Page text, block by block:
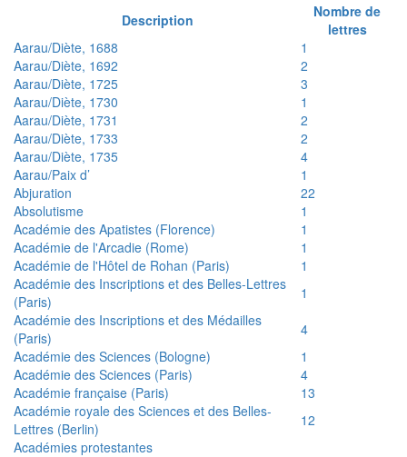
Description
Nombre de
lettres
Aarau/Diète, 1688
1
Aarau/Diète, 1692
2
Aarau/Diète, 1725
3
Aarau/Diète, 1730
1
Aarau/Diète, 1731
2
Aarau/Diète, 1733
2
Aarau/Diète, 1735
4
Aarau/Paix d’
1
Abjuration
22
Absolutisme
1
Académie des Apatistes (Florence)
1
Académie de l'Arcadie (Rome)
1
Académie de l'Hôtel de Rohan (Paris)
1
Académie des Inscriptions et des Belles-Lettres
(Paris)
1
Académie des Inscriptions et des Médailles
(Paris)
4
Académie des Sciences (Bologne)
1
Académie des Sciences (Paris)
4
Académie française (Paris)
13
Académie royale des Sciences et des Belles-
Lettres (Berlin)
12
Académies protestantes